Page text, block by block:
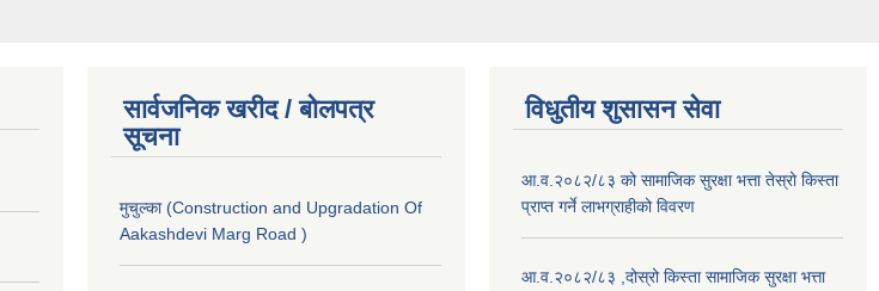
सार्वजनिक खरीद / बोलपत्र
सूचना
मुचुल्का (Construction and Upgradation Of
Aakashdevi Marg Road )
विधुतीय शुसासन सेवा
आ.व.२०८२/८३ को सामाजिक सुरक्षा भत्ता तेस्रो किस्ता
प्राप्त गर्ने लाभग्राहीको विवरण
आ.व.२०८२/८३ ,दोस्रो किस्ता सामाजिक सुरक्षा भत्ता